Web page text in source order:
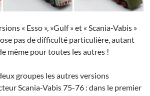
« Esso », »Gulf » et « Scania-Vabis »
pas de difficulté particulière, autant
même pour toutes les autres !
groupes les autres versions
Scania-Vabis 75-76 : dans le premier